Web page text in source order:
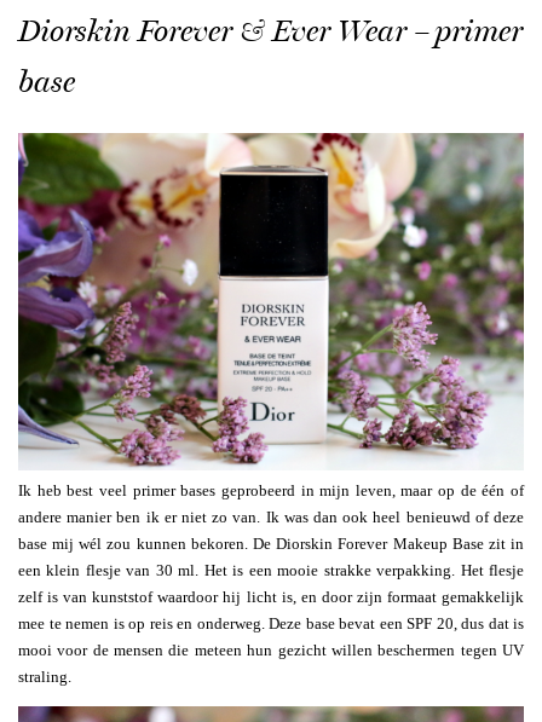
Diorskin Forever & Ever Wear – primer
base
Ik heb best veel primer bases geprobeerd in mijn leven, maar op de één of
andere manier ben ik er niet zo van. Ik was dan ook heel benieuwd of deze
base mij wél zou kunnen bekoren. De Diorskin Forever Makeup Base zit in
een klein flesje van 30 ml. Het is een mooie strakke verpakking. Het flesje
zelf is van kunststof waardoor hij licht is, en door zijn formaat gemakkelijk
mee te nemen is op reis en onderweg. Deze base bevat een SPF 20, dus dat is
mooi voor de mensen die meteen hun gezicht willen beschermen tegen UV
straling.